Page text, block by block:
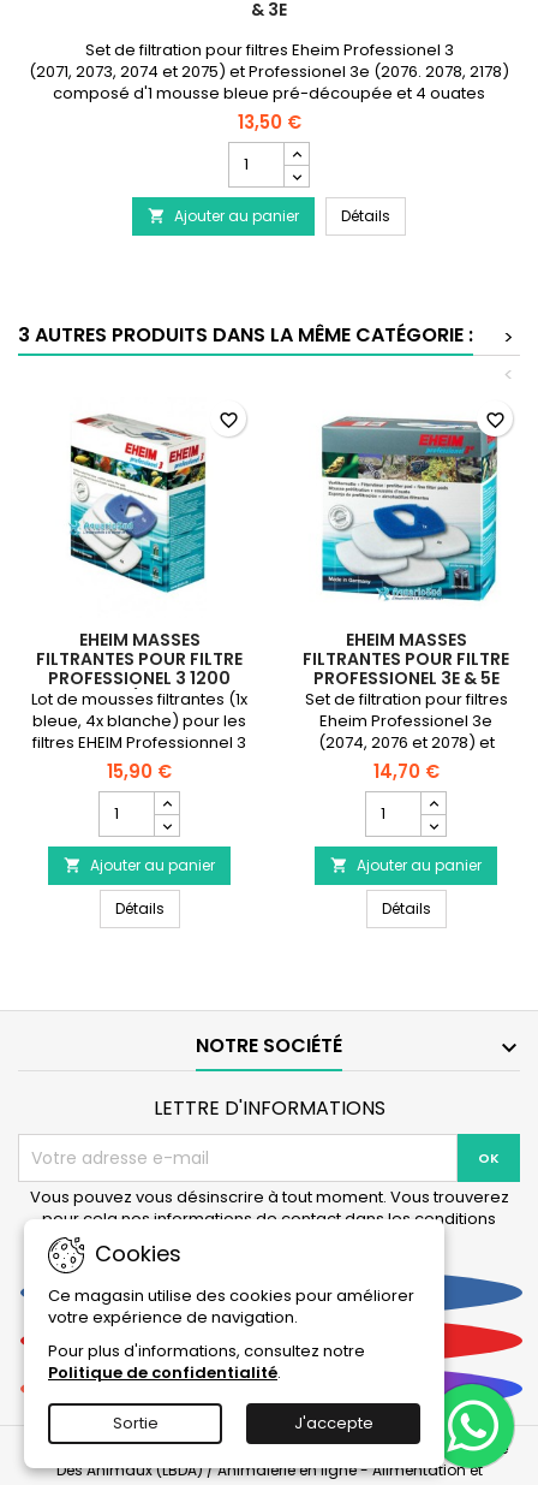
& 3E
Set de filtration pour filtres Eheim Professionel 3
(2071, 2073, 2074 et 2075) et Professionel 3e (2076. 2078, 2178)
composé d'1 mousse bleue pré-découpée et 4 ouates
filtrantes blanches.
13,50 €
quantité
du
produit
EHEIM
Filtre
Professionel
3e
 Ajouter au panier Détails
3 AUTRES PRODUITS DANS LA MÊME CATÉGORIE :
>
<
EHEIM MASSES
FILTRANTES POUR FILTRE
PROFESSIONEL 3 1200
XL/XLT
Lot de mousses filtrantes (1x
bleue, 4x blanche) pour les
filtres EHEIM Professionnel 3
2080 (1200XL) et 2180
(1200XLT).
15,90 €
quantité
du
produit
EHEIM
Masses
Filtrantes
3
 Ajouter au panier
DétailsEHEIM Masses Filtrantes pour Filtre Professionel 3
favorite_border
EHEIM MASSES
FILTRANTES POUR FILTRE
PROFESSIONEL 3E & 5E
Set de filtration pour filtres
Eheim Professionel 3e
(2074, 2076 et 2078) et
Professionnel 5e (2076,
2078, 2178) composé d'1
mousse bleue pré-
découpée et 4 ouates
filtrantes blanches.
14,70 €
quantité
du
produit
EHEIM
Masses
Filtrantes
3e
 Ajouter au panier
DétailsEHEIM
favorite_border
NOTRE SOCIÉTÉ 
Cookies
Ce magasin utilise des cookies pour améliorer
votre expérience de navigation.
Pour plus d'informations, consultez notre
Politique de confidentialité.
Sortie J'accepte
LETTRE D'INFORMATIONS
Vous pouvez vous désinscrire à tout moment. Vous trouverez
pour cela nos informations de contact dans les conditions
Facebook
YouTube
Instagram
© 2026 Tous droits réservés et reproduction interdite : La Boutique
Des Animaux (LBDA) / Animalerie en ligne - Alimentation et